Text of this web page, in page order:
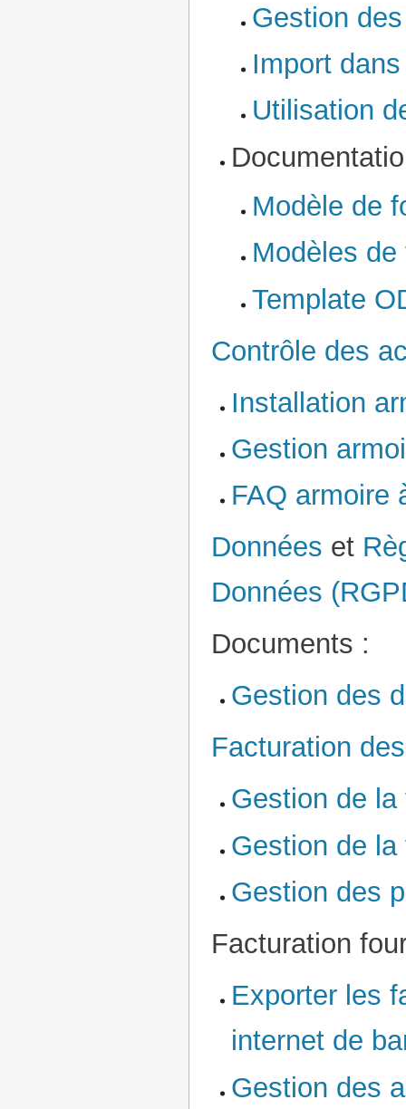
Gestion
Import
Utilisation
Modèle de
Modèles
Template
Contrôle des
Installation
Gestion
FAQ armoire
Données et
Données
Documents :
Gestion des
Facturation
Gestion de
Gestion de
Gestion des
Facturation
Exporter les
internet de
Gestion des